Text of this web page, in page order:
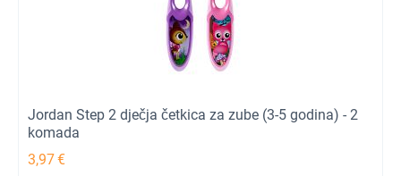
Jordan Step 2 dječja četkica za zube (3-5 godina) - 2
komada
3,97€